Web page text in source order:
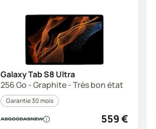
Galaxy Tab S8 Ultra
256 Go - Graphite - Très bon état
Garantie 30 mois
559€